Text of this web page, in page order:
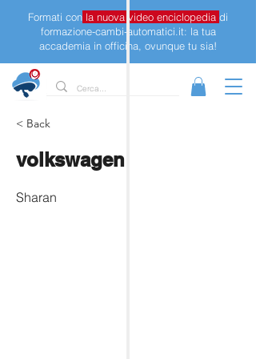
Formati con la nuova video enciclopedia di
formazione-cambi-automatici.it: la tua
accademia in officina, ovunque tu sia!
< Back
volkswagen
Sharan